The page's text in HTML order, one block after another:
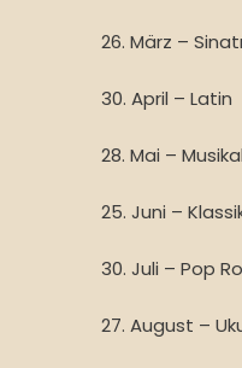
26. März –
30. April – Latin
28. Mai –
25. Juni –
30. Juli – Pop
27. August –